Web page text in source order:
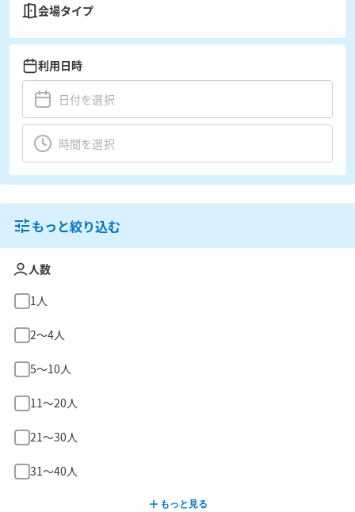
会場タイプ
利用日時
もっと絞り込む
人数
1人
2〜4人
5〜10人
11〜20人
21〜30人
31〜40人
もっと見る